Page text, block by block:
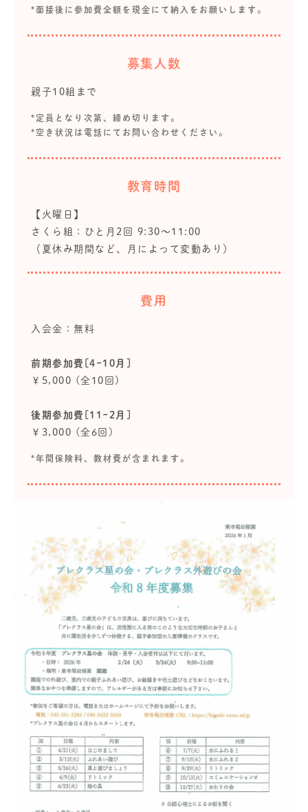
*面接後に参加費全額を現金にて納入をお願いします。
募集人数
親子10組まで
*定員となり次第、締め切ります。
*空き状況は電話にてお問い合わせください。
教育時間
【火曜日】
さくら組：ひと月2回 9:30～11:00
（夏休み期間など、月によって変動あり）
費用
入会金：無料
前期参加費[4~10月]
￥5,000 (全10回)
後期参加費[11~2月]
￥3,000 (全6回)
*年間保険料、教材費が含まれます。